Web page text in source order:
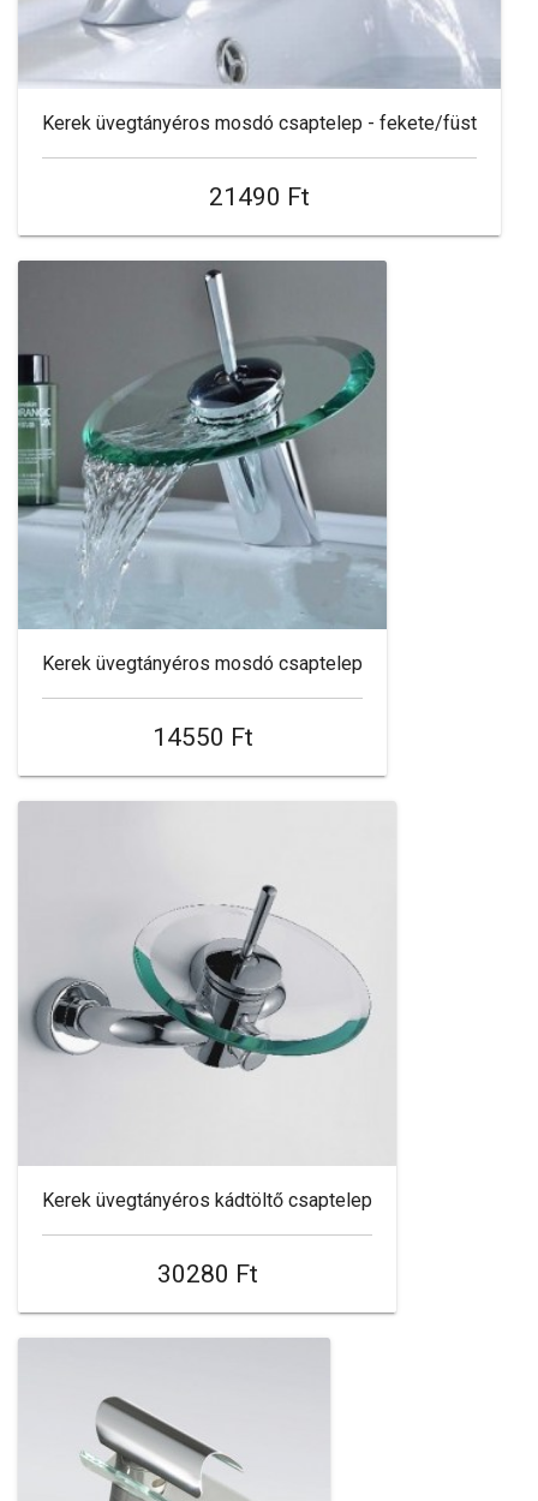
Kerek üvegtányéros mosdó csaptelep - fekete/füst
21490 Ft
Kerek üvegtányéros mosdó csaptelep
14550 Ft
Kerek üvegtányéros kádtöltő csaptelep
30280 Ft